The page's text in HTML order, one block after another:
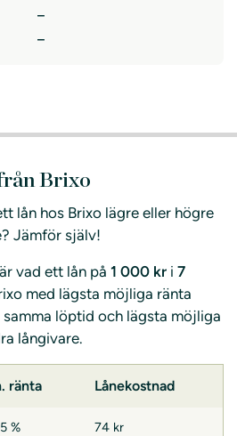
–
–
Brixo
lån hos Brixo lägre eller högre
Jämför själv!
vad ett lån på 1 000 kr i 7
med lägsta möjliga ränta
löptid och lägsta möjliga
långivare.
ränta Lånekostnad
% 74 kr